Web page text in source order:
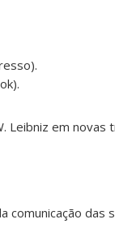
Leibniz em novas
comunicação das